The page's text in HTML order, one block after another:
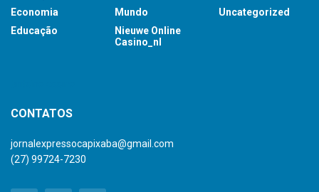
Economia
Educação
Mundo
Nieuwe Online
Casino_nl
Uncategorized
CONTATOS
jornalexpressocapixaba@gmail.com
(27) 99724-7230